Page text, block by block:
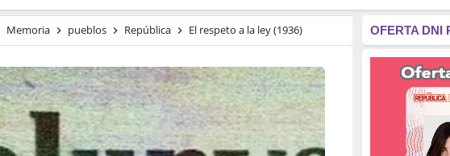
Memoria pueblos República El respeto a la ley (1936) OFERTA DNI